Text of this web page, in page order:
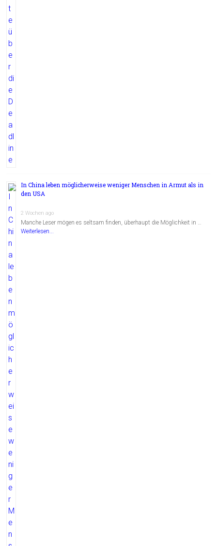
In China leben möglicherweise weniger Menschen in Armut als in
den USA
2 Wochen ago
Manche Leser mögen es seltsam finden, überhaupt die Möglichkeit in …
Weiterlesen...